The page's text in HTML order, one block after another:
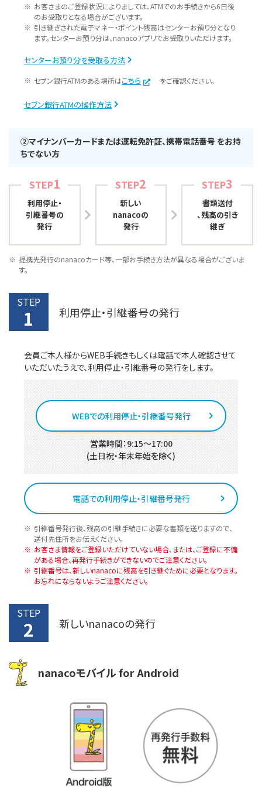
お客さまのご登録状況によりましては、ATMでのお手続きから6日後
のお受取りとなる場合がございます。
引き継ぎされた電子マネー・ポイント残高はセンターお預り分となり
ます。センターお預り分は、nanacoアプリでお受取りいただけます。
センターお預り分を受取る方法
セブン銀行ATMのある場所はこちら をご確認ください。
セブン銀行ATMの操作方法
②マイナンバーカードまたは運転免許証、携帯電話番号 をお持
ちでない方
STEP1
利用停止・
引継番号の
発行
STEP2
新しい
nanacoの
発行
STEP3
書類送付
、残高の引き
継ぎ
提携先発行のnanacoカード等、一部お手続き方法が異なる場合がございま
す。
STEP
1 利用停止・引継番号の発行
会員ご本人様からWEB手続きもしくは電話で本人確認させて
いただいたうえで、利用停止・引継番号の発行をします。
WEBでの利用停止・引継番号発行
営業時間：9:15～17:00
(土日祝・年末年始を除く)
電話での利用停止・引継番号発行
引継番号発行後、残高の引継手続きに必要な書類を送りますので、
送付先住所をお伝えください。
お客さま情報をご登録いただけていない場合、または、ご登録に不備
がある場合、再発行手続きができないのでご注意ください。
引継番号は、新しいnanacoに残高を引き継ぐために必要となります。
お忘れにならないようご注意ください。
STEP
2 新しいnanacoの発行
nanacoモバイル for Android